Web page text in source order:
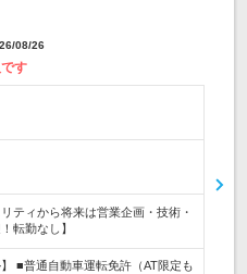
08/26
す
ティから将来は営業企画・技術・
転勤なし】
■普通自動車運転免許（AT限定も